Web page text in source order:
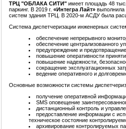
ТРЦ "ОБЛАКА СИТИ" имеет площадь 48
паркинг. В 2019 г. «Интегра Лайт» выполнила
систем здания ТРЦ. В 2020-м АСДУ была
Система диспетчеризации инженерных
обеспечение непрерывного
обеспечение централизованного
предупреждение и
повышение оперативности
повышение надежности,
сокращение эксплуатационных
ведение оперативного и
Основные возможности системы
получение оперативной
SMS оповещение
дистанционный контроль и
предоставление информации с
техническое состояние
архивирование контролируемых